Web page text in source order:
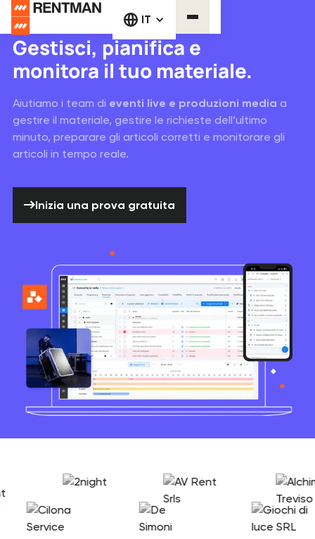
IT
Software di gestione dell'inventario
Gestisci, pianifica e
monitora il tuo materiale.
Aiutiamo i team di eventi live e produzioni media a
gestire il materiale, gestire le richieste dell’ultimo
minuto, preparare gli articoli corretti e monitorare gli
articoli in tempo reale.
Inizia una prova gratuita